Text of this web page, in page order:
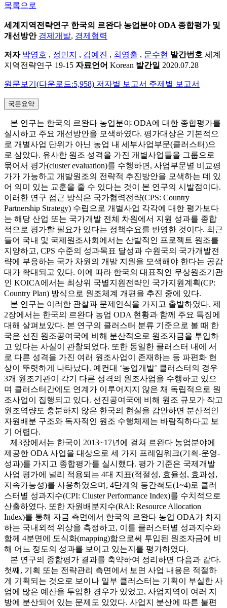
목록으로
세계지역전략연구 한국의 르완다 농업분야 ODA 종합평가 및
개선방안 경제개발, 경제협력
저자 박영호 , 정민지 , 김예진 , 최영출 , 문수현 발간번호 세계
지역전략연구 19-15 자료언어 Korean 발간일 2020.07.28
원문보기(다운로드:5,958) 저자별 보고서 주제별 보고서
국문요약
본 연구는 한국의 르완다 농업분야 ODA에 대한 종합평가를
실시하고 주요 개선방안을 모색하였다. 평가대상은 기본적으
로 개별사업 단위가 아닌 농업 내 세부사업부문(클러스터)으
로 삼았다. 유사한 원조 성격을 가진 개별사업들을 그룹으로
묶어서 평가(cluster evaluation)를 수행하면, 사업부문별 비교평
가가 가능하고 개발원조의 전략적 추진방안을 모색하는 데 있
어 의미 있는 교훈을 줄 수 있다는 것이 본 연구의 시발점이다.
이러한 연구 접근 방식은 국가협력전략(CPS: Country
Partnership Strategy) 수립으로 개별사업 각각에 대한 평가보다
는 해당 산업 또는 국가개발 전체 차원에서 지원 성과를 종합
적으로 평가할 필요가 있다는 정책수요를 반영한 것이다. 최근
들어 국내 및 국제원조사회에서는 산발적인 프로젝트 원조를
지양하고, CPS 수준의 성과목표 달성과 수원국의 국가개발전
략에 부응하는 국가 차원의 개발 지원을 모색해야 한다는 공감
대가 확대되고 있다. 이에 따라 한국의 대표적인 무상원조기관
인 KOICA에서는 최상위 국별지원전략인 국가지원계획(CP:
Country Plan) 방식으로 원조체계 개편을 추진 중에 있다.
본 연구는 이러한 관찰과 문제인식을 가지고 출발하였다. 제
2장에서는 한국의 르완다 농업 ODA 현황과 함께 주요 특징에
대해 살펴보았다. 본 연구의 클러스터 분류 기준으로 볼 때 한
국은 선진 원조공여국에 비해 분산적으로 원조자금을 투입하
고 있다는 사실이 관찰되었다. 또한 동일한 클러스터 내에 서
로 다른 성격을 가진 여러 원조사업이 존재하는 등 파편화 현
상이 뚜렷하게 나타났다. 예컨대 ‘농업개발’ 클러스터의 경우
3개 원조기관이 각기 다른 성격의 원조사업을 수행하고 있으
며 클러스터간에도 연계가 이루어지지 않은 채 독립적으로 원
조사업이 집행되고 있다. 선진공여국에 비해 원조 규모가 작고
원조역량도 충분하지 않은 한국의 현실을 감안하면 분산적인
자원배분 구조와 독자적인 원조 수행체제는 바람직하다고 보
기 어렵다.
제3장에서는 한국이 2013~17년에 걸쳐 르완다 농업분야에
제공한 ODA 사업을 대상으로 세 가지 프레임워크(기획-운영-
성과)를 가지고 종합평가를 실시했다. 평가 기준은 국제개발
사업 평가에 널리 적용되는 4대 지표(적절성, 효율성, 효과성,
지속가능성)를 사용하였으며, 4단계의 등간척도(1~4)로 클러
스터별 성과지수(CPI: Cluster Performance Index)를 수치적으로
산출하였다. 또한 자원배분지수(RAI: Resource Allocation
Index)를 통해 자금 측면에서 한국의 르완다 농업 ODA가 차지
하는 국내외적 위상을 측정하고, 이를 클러스터별 성과지수와
함께 4분면에 도식화(mapping)함으로써 투입된 원조자금에 비
해 어느 정도의 성과를 보이고 있는지를 평가하였다.
본 연구의 종합평가 결과를 축약하여 정리하면 다음과 같다.
첫째, 기획 또는 전략관리 측면에서 보면 사업 내용은 적절하
게 기획되는 것으로 보이나 일부 클러스터는 기획이 부실한 사
업에 많은 예산을 투입한 경우가 있었고, 사업지역이 여러 지
방에 분산되어 있는 문제도 있었다. 사업지 분산에 따른 불편